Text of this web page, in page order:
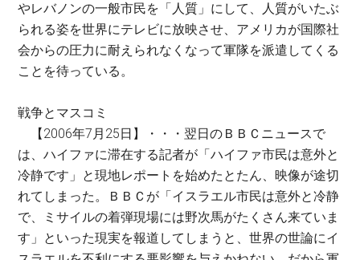
やレバノンの一般市民を「人質」にして、人質がいたぶ
られる姿を世界にテレビに放映させ、アメリカが国際社
会からの圧力に耐えられなくなって軍隊を派遣してくる
ことを待っている。
戦争とマスコミ
【2006年7月25日】・・・翌日のＢＢＣニュースで
は、ハイファに滞在する記者が「ハイファ市民は意外と
冷静です」と現地レポートを始めたとたん、映像が途切
れてしまった。ＢＢＣが「イスラエル市民は意外と冷静
で、ミサイルの着弾現場には野次馬がたくさん来ていま
す」といった現実を報道してしまうと、世界の世論にイ